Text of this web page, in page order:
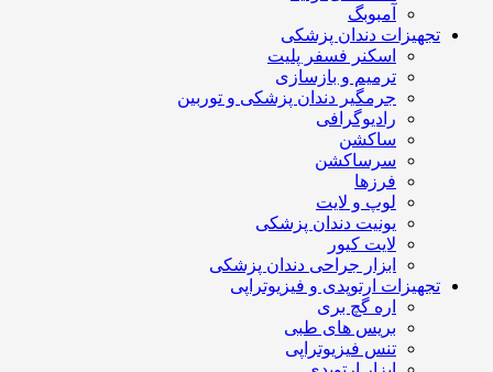
آمبوبگ
تجهیزات دندان پزشکی
اسکنر فسفر پلیت
ترمیم و بازسازی
جرمگیر دندان پزشکی و توربین
رادیوگرافی
ساکشن
سرساکشن
فرزها
لوپ و لایت
یونیت دندان پزشکی
لایت کیور
ابزار جراحی دندان پزشکی
تجهیزات ارتوپدی و فیزیوتراپی
اره گچ بری
بریس های طبی
تنس فیزیوتراپی